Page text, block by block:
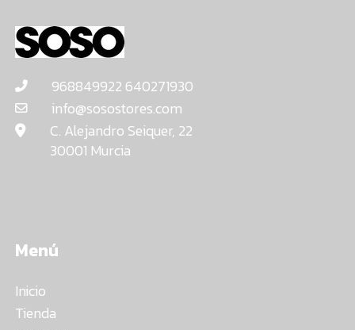
968849922 640271930
info@sosostores.com
C. Alejandro Seiquer, 22
30001 Murcia
Menú
Inicio
Tienda